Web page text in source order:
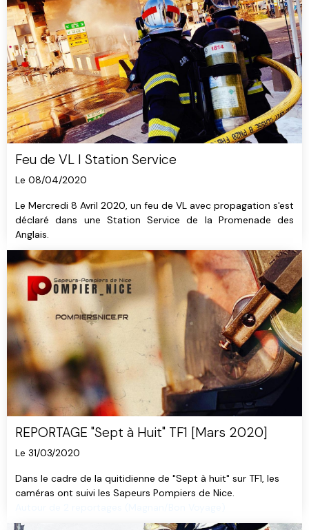
Feu de VL I Station Service
Le 08/04/2020
Le Mercredi 8 Avril 2020, un feu de VL avec propagation s'est
déclaré dans une Station Service de la Promenade des
Anglais.
REPORTAGE "Sept à Huit" TF1 [Mars 2020]
Le 31/03/2020
Dans le cadre de la quitidienne de "Sept à huit" sur TF1, les
caméras ont suivi les Sapeurs Pompiers de Nice.